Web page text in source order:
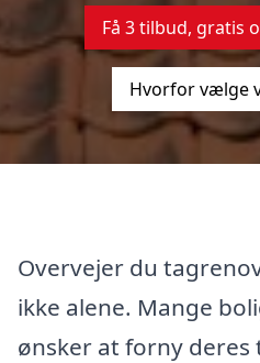
Få 3 tilbud, gratis
Hvorfor vælge
Overvejer du
ikke alene. Mange
ønsker at forny deres